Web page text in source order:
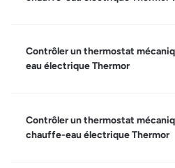
Contrôler un thermostat
eau électrique Thermor
Contrôler un thermostat
chauffe-eau électrique Thermor